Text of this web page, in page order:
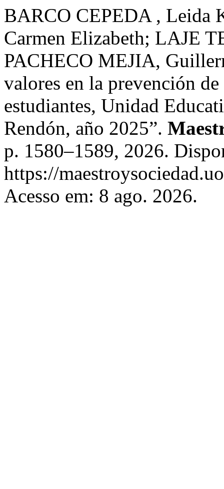
BARCO CEPEDA ,
Carmen Elizabeth; LAJE
PACHECO MEJIA,
valores en la prevención
estudiantes, Unidad
Rendón, año 2025”.
p. 1580–1589, 2026.
https://
Acesso em: 8 ago. 2026.